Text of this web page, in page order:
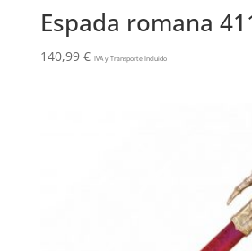
Espada romana
140,99 € IVA y Transporte Incluido